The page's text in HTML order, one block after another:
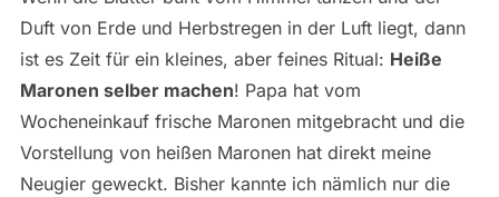
Duft von Erde und Herbstregen in der Luft liegt, dann
ist es Zeit für ein kleines, aber feines Ritual: Heiße
Maronen selber machen! Papa hat vom
Wocheneinkauf frische Maronen mitgebracht und die
Vorstellung von heißen Maronen hat direkt meine
Neugier geweckt. Bisher kannte ich nämlich nur die